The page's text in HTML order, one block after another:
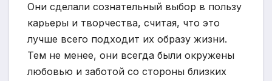
Они сделали сознательный выбор в пользу
карьеры и творчества, считая, что это
лучше всего подходит их образу жизни.
Тем не менее, они всегда были окружены
любовью и заботой со стороны близких